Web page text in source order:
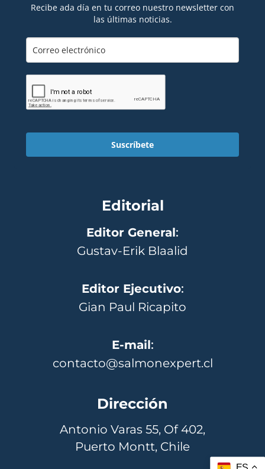
Recibe ada día en tu correo nuestro newsletter con
las últimas noticias.
Suscríbete
Editorial
Editor General:
Gustav-Erik Blaalid
Editor Ejecutivo:
Gian Paul Ricapito
E-mail:
contacto@salmonexpert.cl
Dirección
Antonio Varas 55, Of 402,
Puerto Montt, Chile